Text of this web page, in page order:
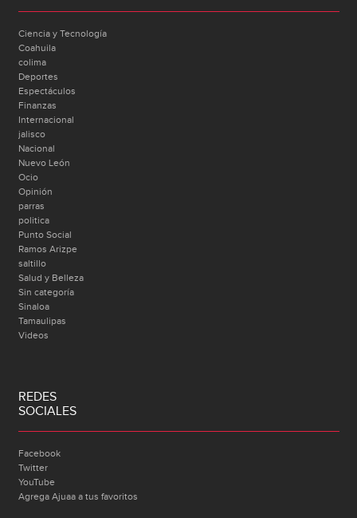
Ciencia y Tecnología
Coahuila
colima
Deportes
Espectáculos
Finanzas
Internacional
jalisco
Nacional
Nuevo León
Ocio
Opinión
parras
politica
Punto Social
Ramos Arizpe
saltillo
Salud y Belleza
Sin categoría
Sinaloa
Tamaulipas
Videos
REDES
SOCIALES
Facebook
Twitter
YouTube
Agrega Ajuaa a tus favoritos